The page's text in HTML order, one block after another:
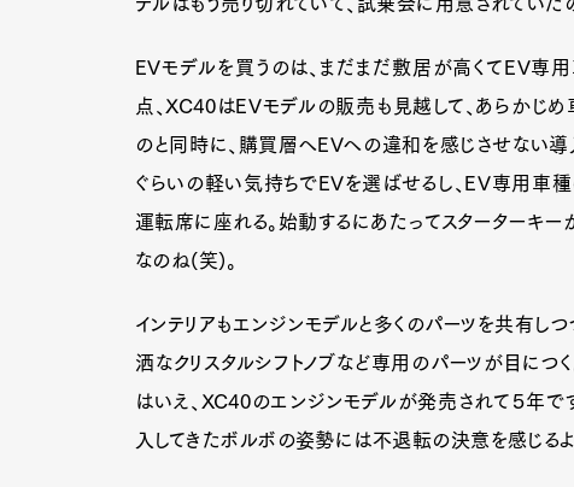
EVモデルを買うのは、まだまだ敷居が高くてEV専
点、XC40はEVモデルの販売も見越して、あらかじ
のと同時に、購買層へEVへの違和を感じさせない導
ぐらいの軽い気持ちでEVを選ばせるし、EV専用車種
運転席に座れる。始動するにあたってスターターキー
なのね(笑)。
インテリアもエンジンモデルと多くのパーツを共有し
洒なクリスタルシフトノブなど専用のパーツが目につ
はいえ、XC40のエンジンモデルが発売されて５年で
入してきたボルボの姿勢には不退転の決意を感じるよ